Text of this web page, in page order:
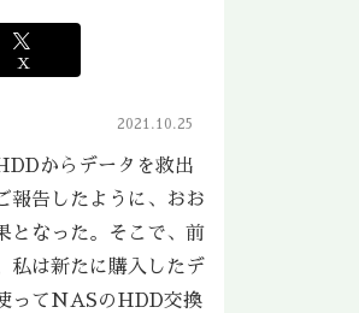
X
2021.10.25
からデータを救出
報告したように、おお
となった。そこで、前
私は新たに購入したデ
ってNASのHDD交換